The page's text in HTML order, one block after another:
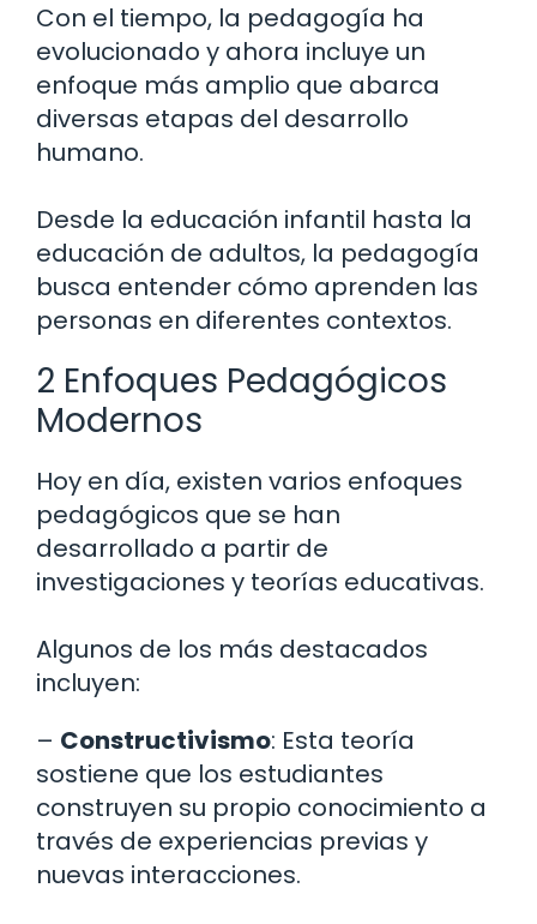
Con el tiempo, la pedagogía ha
evolucionado y ahora incluye un
enfoque más amplio que abarca
diversas etapas del desarrollo
humano.
Desde la educación infantil hasta la
educación de adultos, la pedagogía
busca entender cómo aprenden las
personas en diferentes contextos.
2 Enfoques Pedagógicos
Modernos
Hoy en día, existen varios enfoques
pedagógicos que se han
desarrollado a partir de
investigaciones y teorías educativas.
Algunos de los más destacados
incluyen:
– Constructivismo: Esta teoría
sostiene que los estudiantes
construyen su propio conocimiento a
través de experiencias previas y
nuevas interacciones.